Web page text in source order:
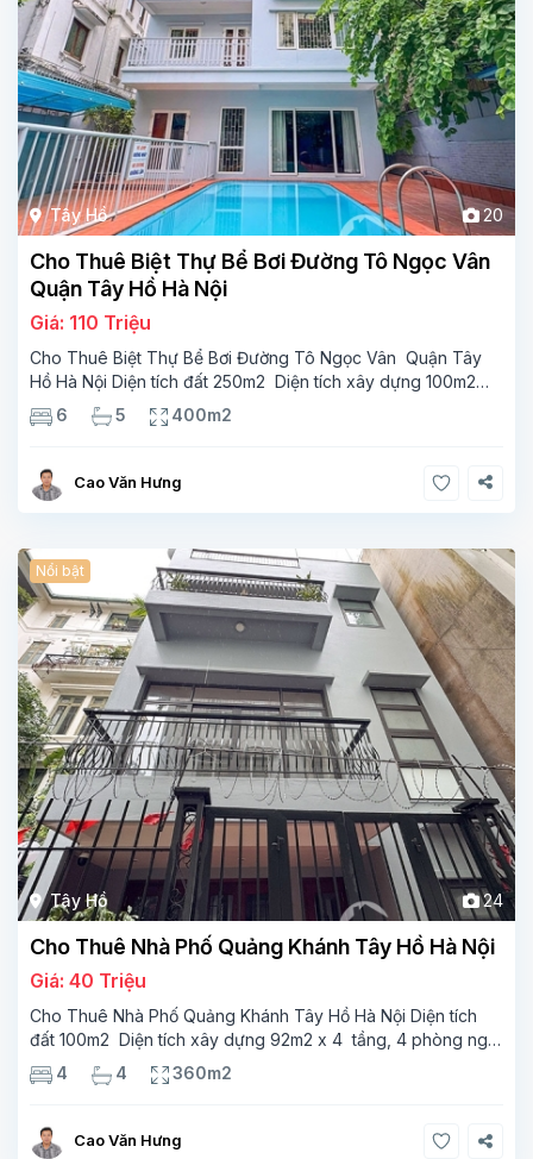
Tây Hồ 20
Cho Thuê Biệt Thự Bể Bơi Đường Tô Ngọc Vân
Quận Tây Hồ Hà Nội
Giá: 110 Triệu
Cho Thuê Biệt Thự Bể Bơi Đường Tô Ngọc Vân Quận Tây
Hồ Hà Nội Diện tích đất 250m2 Diện tích xây dựng 100m2
Xây 4 tầng, 6 phòng ngủ 5 phòng tắm Tầng 1, , phòng
khách , phòng bếp-1wc Tầng 2, 2 phòng
6 5 400m2
Cao Văn Hưng
Tây Hồ 24
Nổi bật
Cho Thuê Nhà Phố Quảng Khánh Tây Hồ Hà Nội
Giá: 40 Triệu
Cho Thuê Nhà Phố Quảng Khánh Tây Hồ Hà Nội Diện tích
đất 100m2 Diện tích xây dựng 92m2 x 4 tầng, 4 phòng ngủ
3 phòng tắm Tầng 1 – phòng bếp-1wc Tầng 2– phòng khách
, 1 phòng ngủ,1 phòng tắm Tầng 3- 2
4 4 360m2
Cao Văn Hưng